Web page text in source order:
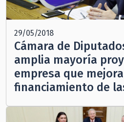
29/05/2018
Cámara de
amplia mayoría
empresa que
financiamiento de